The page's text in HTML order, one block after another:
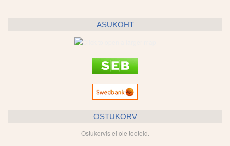
ASUKOHT
OSTUKORV
Ostukorvis ei ole tooteid.